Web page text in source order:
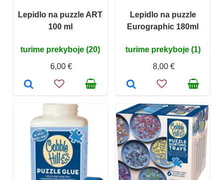
Lepidlo na puzzle ART
100 ml
turime prekyboje (20)
6,00 €
Lepidlo na puzzle
Eurographic 180ml
turime prekyboje (1)
8,00 €